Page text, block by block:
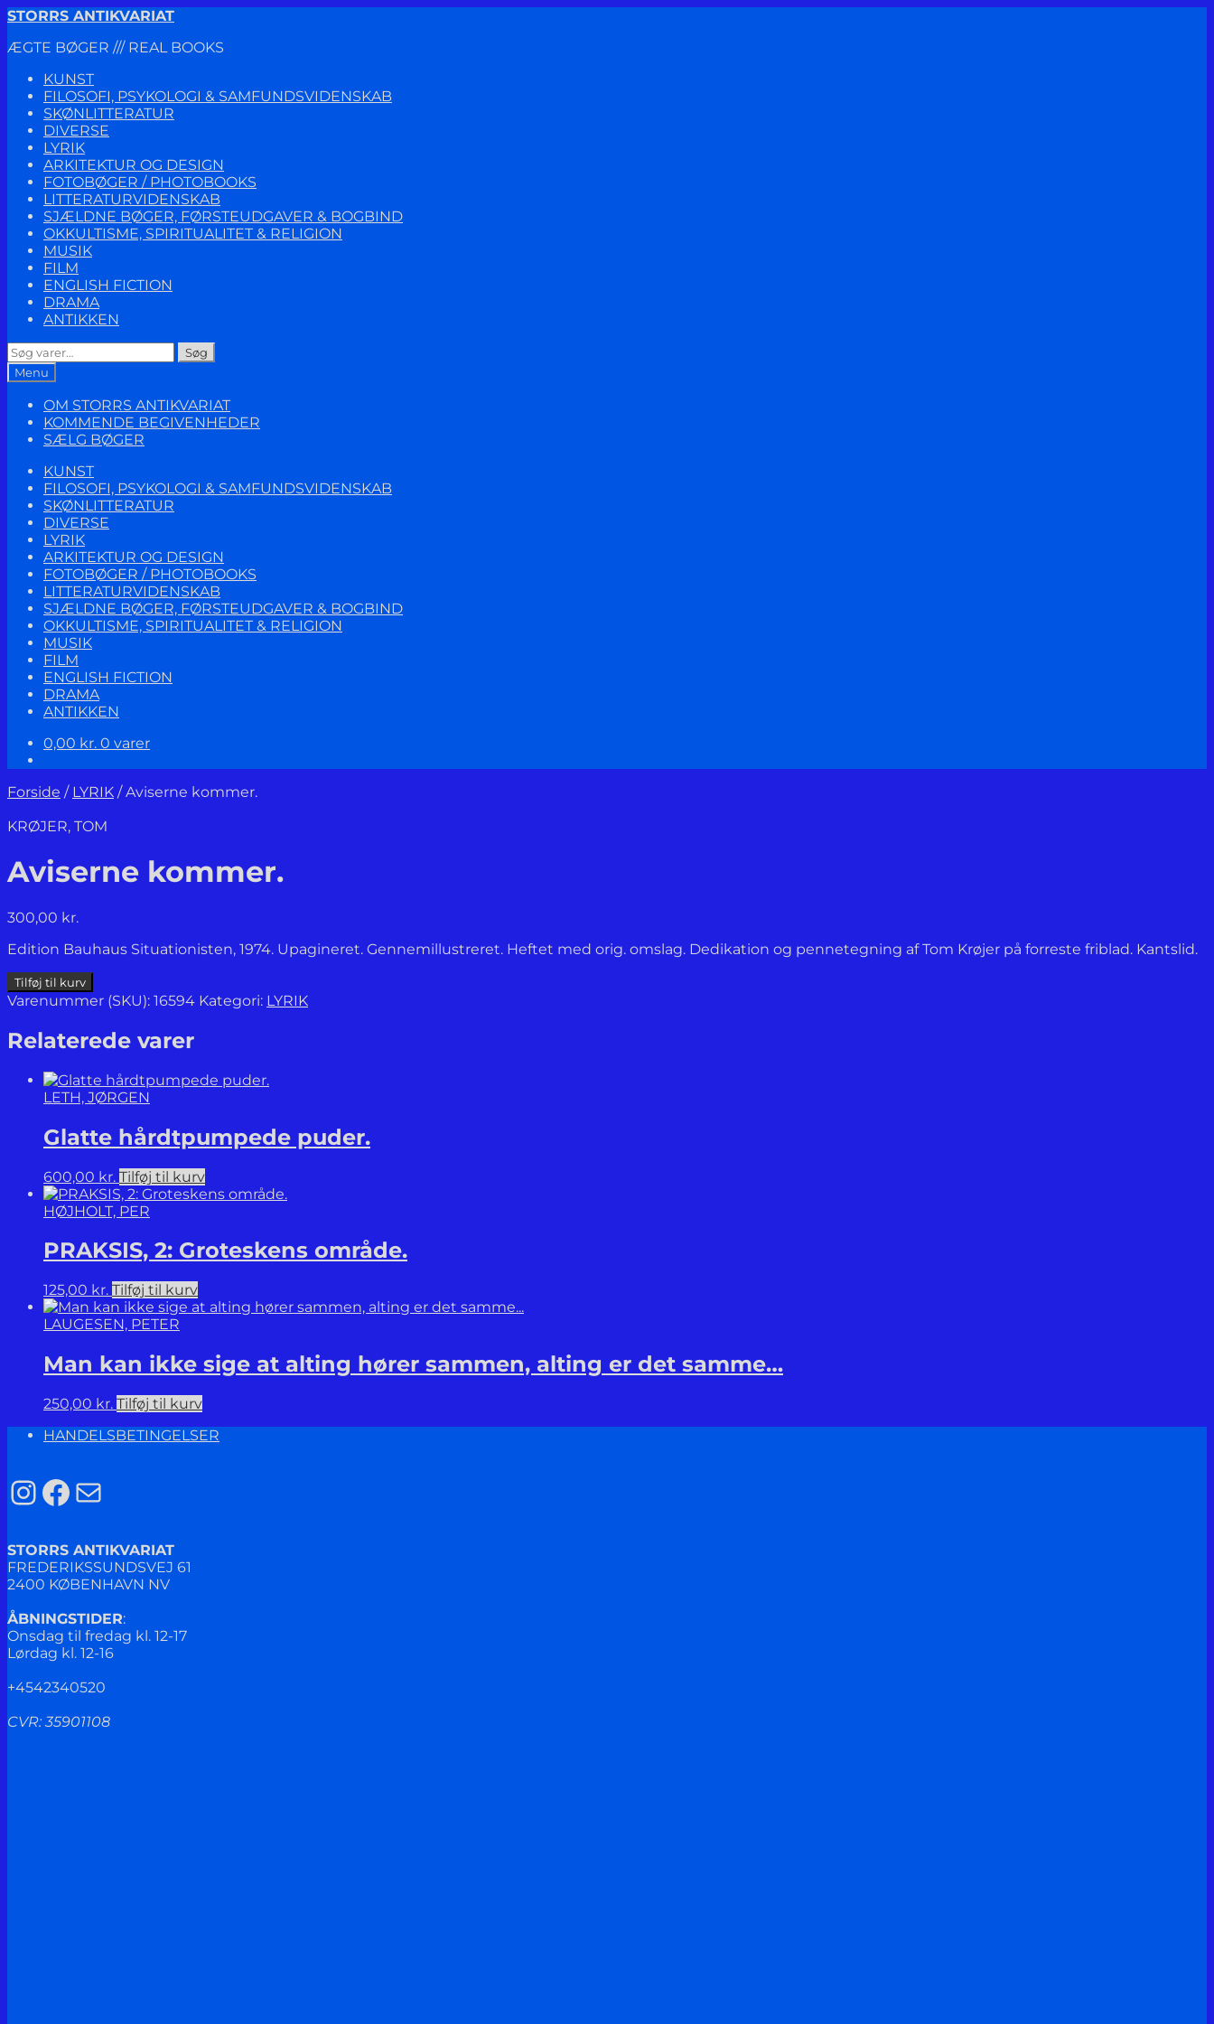
Spring
navigation
Spring
indhold
STORRS ANTIKVARIAT
ÆGTE BØGER /// REAL BOOKS
KUNST
FILOSOFI, PSYKOLOGI & SAMFUNDSVIDENSKAB
SKØNLITTERATUR
DIVERSE
LYRIK
ARKITEKTUR OG DESIGN
FOTOBØGER / PHOTOBOOKS
LITTERATURVIDENSKAB
SJÆLDNE BØGER, FØRSTEUDGAVER & BOGBIND
OKKULTISME, SPIRITUALITET & RELIGION
MUSIK
FILM
ENGLISH FICTION
DRAMA
ANTIKKEN
Søg
efter:
Søg
Menu
OM STORRS ANTIKVARIAT
KOMMENDE BEGIVENHEDER
SÆLG BØGER
KUNST
FILOSOFI, PSYKOLOGI & SAMFUNDSVIDENSKAB
SKØNLITTERATUR
DIVERSE
LYRIK
ARKITEKTUR OG DESIGN
FOTOBØGER / PHOTOBOOKS
LITTERATURVIDENSKAB
SJÆLDNE BØGER, FØRSTEUDGAVER & BOGBIND
OKKULTISME, SPIRITUALITET & RELIGION
MUSIK
FILM
ENGLISH FICTION
DRAMA
ANTIKKEN
0,00 kr. 0 varer
Forside / LYRIK /Aviserne kommer.
KRØJER, TOM
Aviserne kommer.
300,00 kr.
Edition Bauhaus Situationisten, 1974. Upagineret. Gennemillustreret. Heftet med orig. omslag. Dedikation og pennetegning af Tom Krøjer på forreste friblad. Kantslid.
Aviserne
kommer.
Tilføj til kurv
Varenummer (SKU): 16594 Kategori: LYRIK
Relaterede varer
LETH, JØRGEN
Glatte hårdtpumpede puder.
600,00 kr. Tilføj til kurv
HØJHOLT, PER
PRAKSIS, 2: Groteskens område.
125,00 kr. Tilføj til kurv
LAUGESEN, PETER
Man kan ikke sige at alting hører sammen, alting er det samme…
250,00 kr. Tilføj til kurv
HANDELSBETINGELSER
Instagram
Facebook
Mail
STORRS ANTIKVARIAT
FREDERIKSSUNDSVEJ 61
2400 KØBENHAVN NV
ÅBNINGSTIDER:
Onsdag til fredag kl. 12-17
Lørdag kl. 12-16
+4542340520
CVR: 35901108